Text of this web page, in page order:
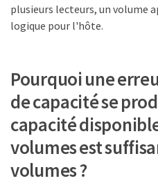
plusieurs lecteurs, un volume
logique pour l'hôte.
Pourquoi une
de capacité se
capacité
volumes est
volumes ?